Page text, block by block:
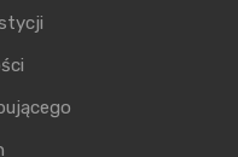
Szaleństwa.
Krakowie